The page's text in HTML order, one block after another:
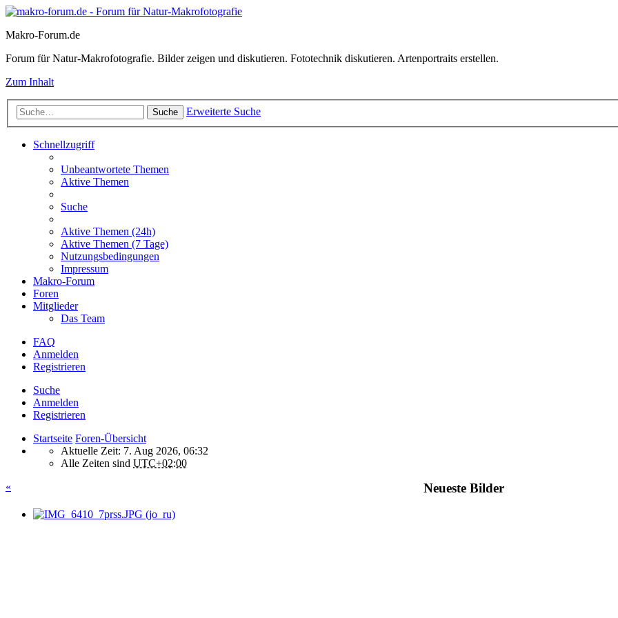
Makro-Forum.de
Forum für Natur-Makrofotografie. Bilder zeigen und diskutieren. Fototechnik diskutieren. Artenportraits erstellen.
Zum Inhalt
Suche Erweiterte Suche
Schnellzugriff
Unbeantwortete Themen
Aktive Themen
Suche
Aktive Themen (24h)
Aktive Themen (7 Tage)
Nutzungsbedingungen
Impressum
Makro-Forum
Foren
Mitglieder
Das Team
FAQ
Anmelden
Registrieren
Suche
Anmelden
Registrieren
Startseite Foren-Übersicht
Aktuelle Zeit: 7. Aug 2026, 06:32
Alle Zeiten sind UTC+02:00
«
Neueste Bilder